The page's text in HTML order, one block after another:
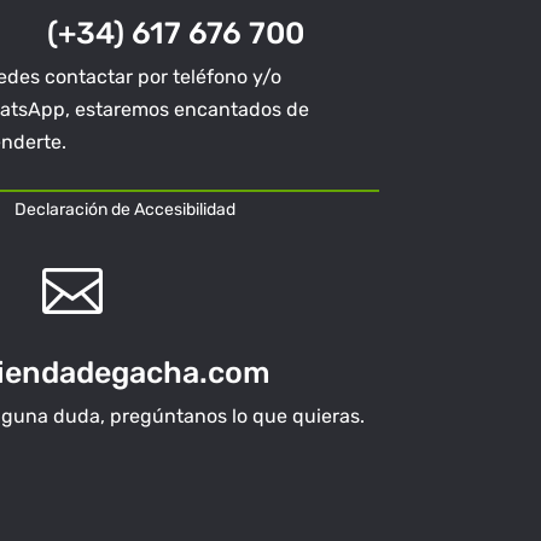
(+34) 617 676 700
contactar por teléfono y/o
estaremos encantados de
Declaración de Accesibilidad

duda, pregúntanos lo que quieras.